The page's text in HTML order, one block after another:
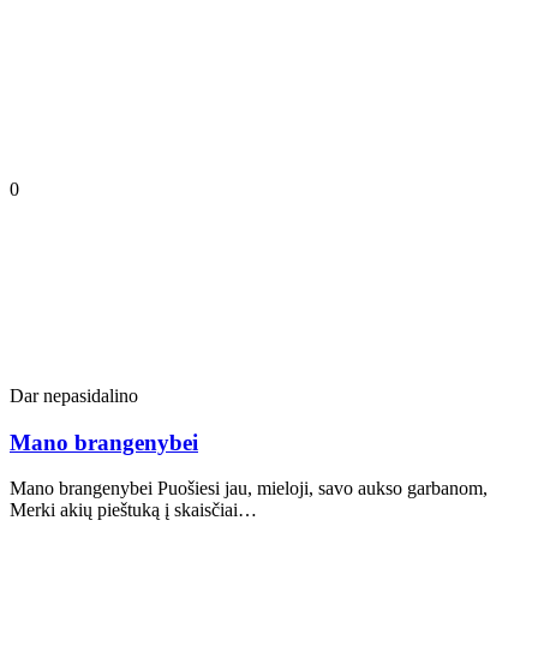
0
Dar nepasidalino
Mano brangenybei
Mano brangenybei Puošiesi jau, mieloji, savo aukso garbanom,
Merki akių pieštuką į skaisčiai…